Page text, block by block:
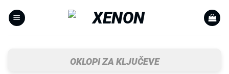
OKLOPI ZA KLJUČEVE